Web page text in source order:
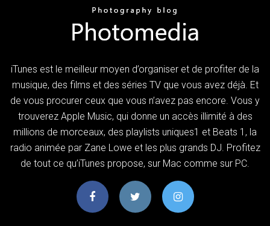
iTunes est le meilleur moyen d’organiser et de profiter de la
musique, des films et des séries TV que vous avez déjà. Et
de vous procurer ceux que vous n’avez pas encore. Vous y
trouverez Apple Music, qui donne un accès illimité à des
millions de morceaux, des playlists uniques1 et Beats 1, la
radio animée par Zane Lowe et les plus grands DJ. Profitez
de tout ce qu’iTunes propose, sur Mac comme sur PC.